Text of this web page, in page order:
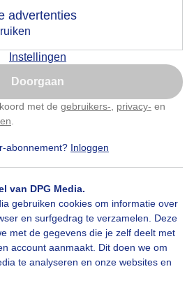
advertenties
Instellingen
Doorgaan
met de gebruikers- privacy- en
abonnement? Inloggen
van DPG Media.
gebruiken cookies om informatie over
en surfgedrag te verzamelen. Deze
met de gegevens die je zelf deelt met
account aanmaakt. Dit doen we om
te analyseren en onze websites en
misschien later
om dit aan te passen